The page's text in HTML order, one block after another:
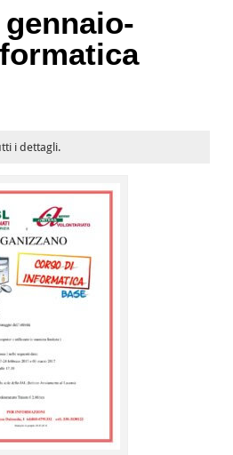
i dettagli.